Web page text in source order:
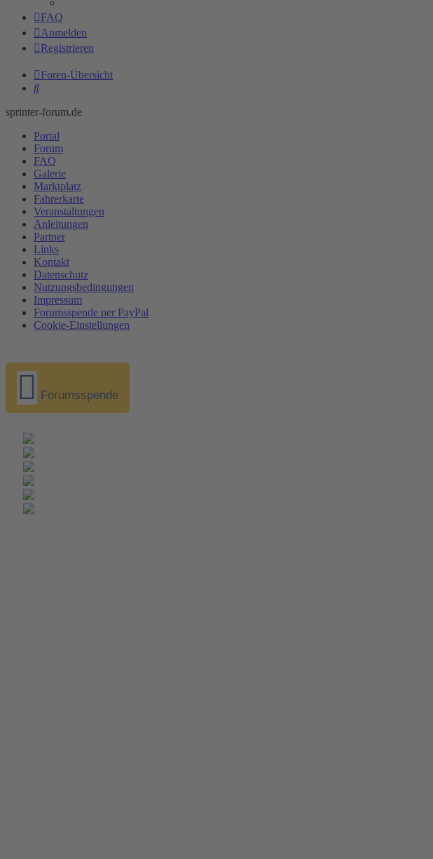
FAQ
Anmelden
Registrieren
Foren-Übersicht
Suche
sprinter-forum.de
Portal
Forum
FAQ
Galerie
Marktplatz
Fahrerkarte
Veranstaltungen
Anleitungen
Partner
Links
Kontakt
Datenschutz
Nutzungsbedingungen
Impressum
Forumsspende per PayPal
Cookie-Einstellungen
Forumsspende